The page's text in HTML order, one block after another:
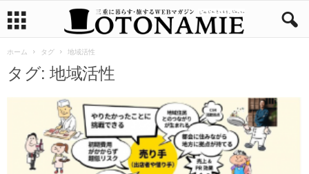
ホーム タグ 地域活性
タグ: 地域活性